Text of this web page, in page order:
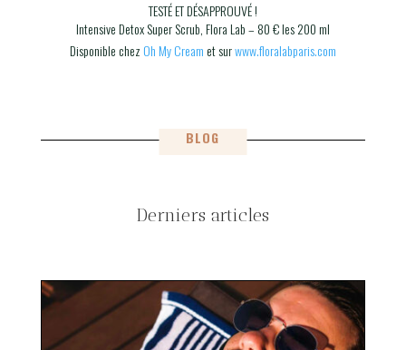
TESTÉ ET DÉSAPPROUVÉ !
Intensive Detox Super Scrub, Flora Lab – 80 € les 200 ml
Disponible chez Oh My Creamet surwww.floralabparis.com
BLOG
Derniers articles